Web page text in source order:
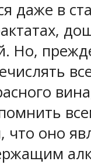
даже в
Но,
оно